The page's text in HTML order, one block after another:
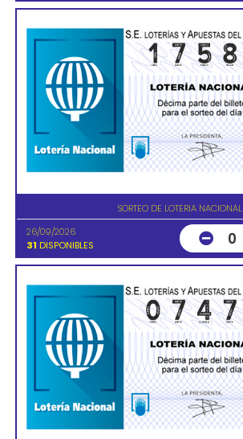
SORTEO DE LOTERIA NACIONAL
26/09/2026
31 DISPONIBLES 0